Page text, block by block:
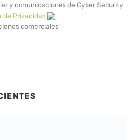
y comunicaciones de Cyber Security
de Privacidad
comerciales